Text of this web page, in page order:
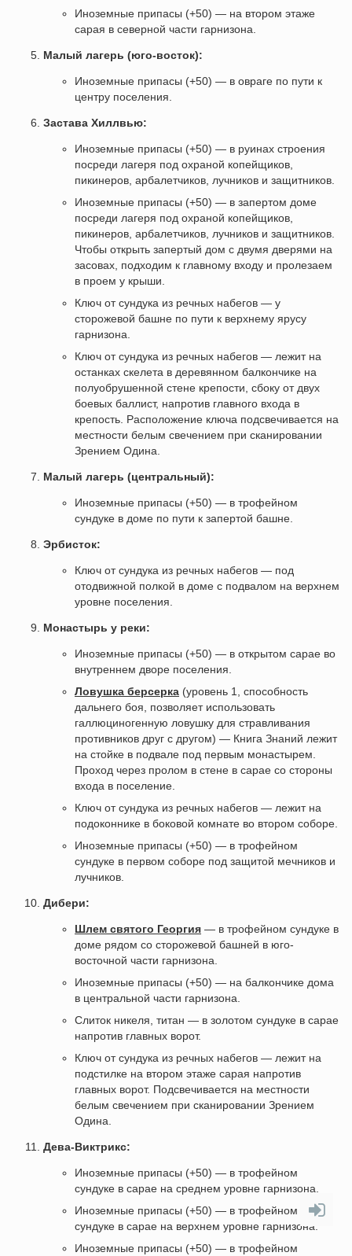
Иноземные припасы (+50) — на втором этаже
сарая в северной части гарнизона.
Малый лагерь (юго-восток):
Иноземные припасы (+50) — в овраге по пути к
центру поселения.
Застава Хиллвью:
Иноземные припасы (+50) — в руинах строения
посреди лагеря под охраной копейщиков,
пикинеров, арбалетчиков, лучников и защитников.
Иноземные припасы (+50) — в запертом доме
посреди лагеря под охраной копейщиков,
пикинеров, арбалетчиков, лучников и защитников.
Чтобы открыть запертый дом с двумя дверями на
засовах, подходим к главному входу и пролезаем
в проем у крыши.
Ключ от сундука из речных набегов — у
сторожевой башне по пути к верхнему ярусу
гарнизона.
Ключ от сундука из речных набегов — лежит на
останках скелета в деревянном балкончике на
полуобрушенной стене крепости, сбоку от двух
боевых баллист, напротив главного входа в
крепость. Расположение ключа подсвечивается на
местности белым свечением при сканировании
Зрением Одина.
Малый лагерь (центральный):
Иноземные припасы (+50) — в трофейном
сундуке в доме по пути к запертой башне.
Эрбисток:
Ключ от сундука из речных набегов — под
отодвижной полкой в доме с подвалом на верхнем
уровне поселения.
Монастырь у реки:
Иноземные припасы (+50) — в открытом сарае во
внутреннем дворе поселения.
Ловушка берсерка (уровень 1, способность
дальнего боя, позволяет использовать
галлюциногенную ловушку для стравливания
противников друг с другом) — Книга Знаний лежит
на стойке в подвале под первым монастырем.
Проход через пролом в стене в сарае со стороны
входа в поселение.
Ключ от сундука из речных набегов — лежит на
подоконнике в боковой комнате во втором соборе.
Иноземные припасы (+50) — в трофейном
сундуке в первом соборе под защитой мечников и
лучников.
Дибери:
Шлем святого Георгия — в трофейном сундуке в
доме рядом со сторожевой башней в юго-
восточной части гарнизона.
Иноземные припасы (+50) — на балкончике дома
в центральной части гарнизона.
Слиток никеля, титан — в золотом сундуке в сарае
напротив главных ворот.
Ключ от сундука из речных набегов — лежит на
подстилке на втором этаже сарая напротив
главных ворот. Подсвечивается на местности
белым свечением при сканировании Зрением
Одина.
Дева-Виктрикс:
Иноземные припасы (+50) — в трофейном
сундуке в сарае на среднем уровне гарнизона.
Иноземные припасы (+50) — в трофейном
сундуке в сарае на верхнем уровне гарнизона.
Иноземные припасы (+50) — в трофейном